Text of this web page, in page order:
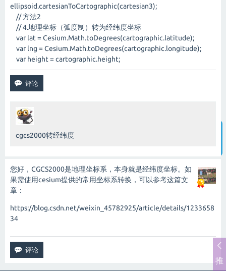
ellipsoid.cartesianToCartographic(cartesian3);
// 方法2
// 4.地理坐标（弧度制）转为经纬度坐标
var lat = Cesium.Math.toDegrees(cartographic.latitude);
var lng = Cesium.Math.toDegrees(cartographic.longitude);
var height = cartographic.height;
cgcs2000转经纬度
您好，CGCS2000是地理坐标系，本身就是经纬度坐标。如
果需使用cesium提供的常用坐标系转换，可以参考这篇文
章：
https://blog.csdn.net/weixin_45782925/article/details/1233658
34